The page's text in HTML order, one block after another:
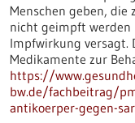
Menschen geben, die
nicht geimpft werden
Impfwirkung versagt.
Medikamente zur
https://
bw.de/fachbeitrag/
antikoerper-gegen-